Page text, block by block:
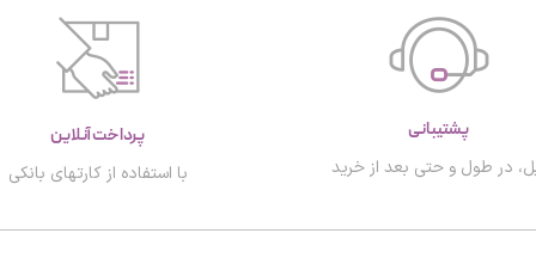
پشتیبانی
در طول و حتی بعد از خرید
پرداخت آنلاین
با استفاده از کارتهای بانکی